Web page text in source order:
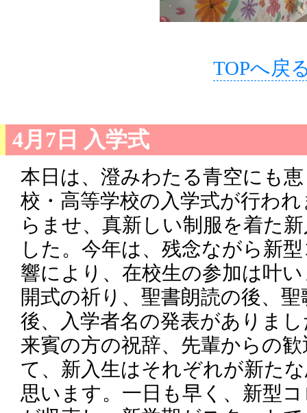
TOPへ戻
4月7日 入学式
本日は、澄みわたる青空にも
校・高等学校の入学式が行わ
らませ、真新しい制服を着た
した。今年は、残念ながら新
響により、在校生の参加は叶
開式の祈り、聖書朗読の後、
後、入学者名の発表がありま
来賓の方の祝辞、先輩からの
て、新入生はそれぞれが新た
思います。一日も早く、新型